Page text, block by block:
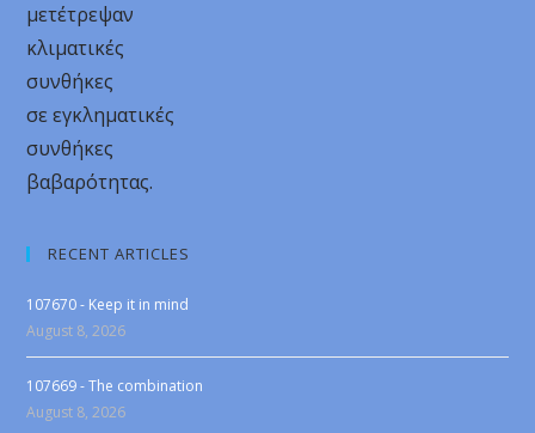
μετέτρεψαν
κλιματικές
συνθήκες
σε εγκληματικές
συνθήκες
βαβαρότητας.
RECENT ARTICLES
107670 - Keep it in mind
August 8, 2026
107669 - The combination
August 8, 2026